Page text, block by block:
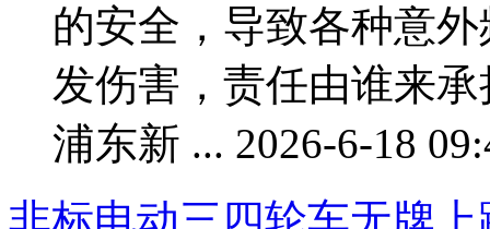
的安全，导致各种意
发伤害，责任由谁
浦东新 ... 2026-6-18
非标电动三四轮车无牌